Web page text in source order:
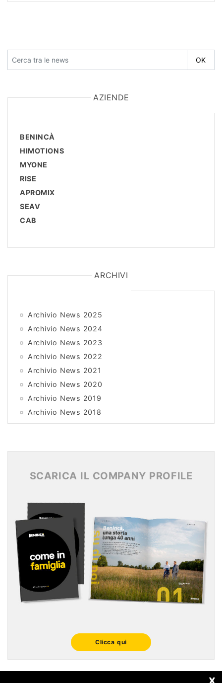
AZIENDE
BENINCÀ
HIMOTIONS
MYONE
RISE
APROMIX
SEAV
CAB
ARCHIVI
Archivio News 2025
Archivio News 2024
Archivio News 2023
Archivio News 2022
Archivio News 2021
Archivio News 2020
Archivio News 2019
Archivio News 2018
Archivio News 2017
Archivio News 2015
SCARICA IL COMPANY PROFILE
Clicca qui
x